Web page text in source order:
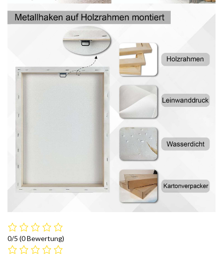
0/5 (0 Bewertung)